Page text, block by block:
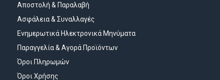
Αποστολή & Παραλαβή
Ασφάλεια & Συναλλαγές
Ενημερωτικά Ηλεκτρονικά Μηνύματα
Παραγγελία & Αγορά Προϊόντων
Όροι Πληρωμών
Όροι Χρήσης